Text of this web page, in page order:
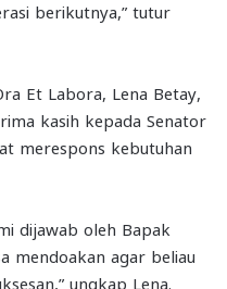
berikutnya,” tutur
Et Labora, Lena Betay,
kasih kepada Senator
merespons kebutuhan
dijawab oleh Bapak
mendoakan agar beliau
ungkap Lena.